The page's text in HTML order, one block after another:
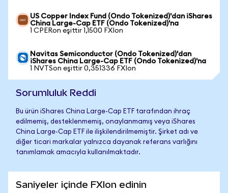
US Copper Index Fund (Ondo Tokenized)'dan iShares
China Large-Cap ETF (Ondo Tokenized)'na
1 CPERon eşittir 1,1500 FXIon
Navitas Semiconductor (Ondo Tokenized)'dan
iShares China Large-Cap ETF (Ondo Tokenized)'na
1 NVTSon eşittir 0,351336 FXIon
Sorumluluk Reddi
Bu ürün iShares China Large-Cap ETF tarafından ihraç
edilmemiş, desteklenmemiş, onaylanmamış veya iShares
China Large-Cap ETF ile ilişkilendirilmemiştir. Şirket adı ve
diğer ticari markalar yalnızca dayanak referans varlığını
tanımlamak amacıyla kullanılmaktadır.
Saniyeler içinde FXIon edinin